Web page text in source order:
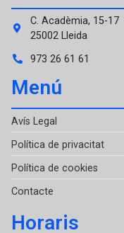
C. Acadèmia, 15-17
25002 Lleida
973 26 61 61
Menú
Avís Legal
Política de privacitat
Política de cookies
Contacte
Horaris